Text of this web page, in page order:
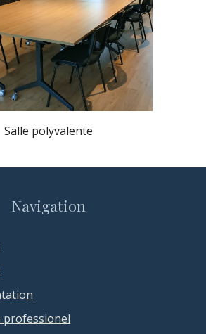
Salle polyvalente
Navigation
professionel